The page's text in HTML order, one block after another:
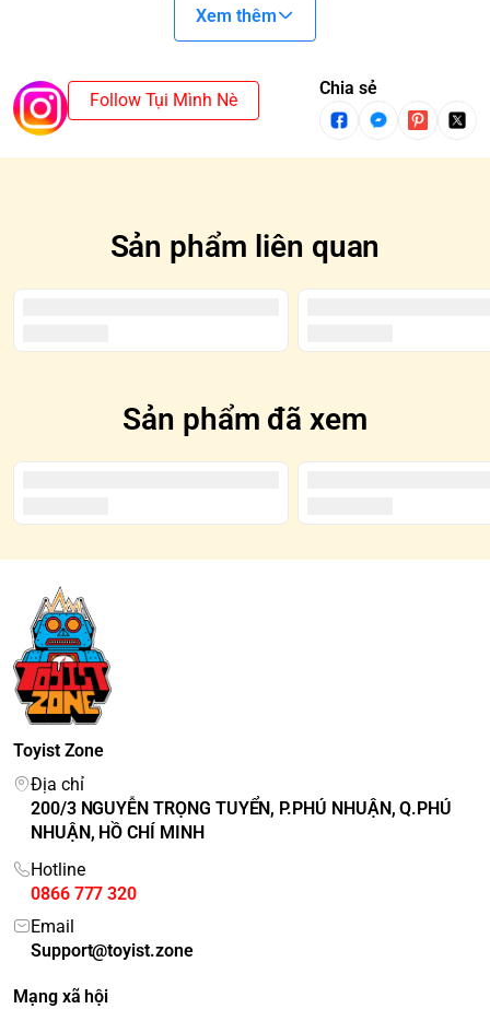
- Replaceable Mechanical Hands X2
- Shirt X1
- Jacket X1
- Canvas Shoes X2
Xem thêm
Follow Tụi Mình Nè
Chia sẻ
Sản phẩm liên quan
Sản phẩm đã xem
Toyist Zone
Địa chỉ
200/3 NGUYỄN TRỌNG TUYỂN, P.PHÚ NHUẬN, Q.PHÚ
NHUẬN, HỒ CHÍ MINH
Hotline
0866 777 320
Email
Support@toyist.zone
Mạng xã hội